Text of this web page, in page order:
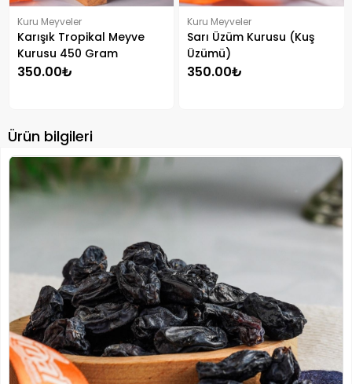
Kuru Meyveler
Karışık Tropikal Meyve
Kurusu 450 Gram
350.00₺
Kuru Meyveler
Sarı Üzüm Kurusu (Kuş
Üzümü)
350.00₺
Ürün bilgileri